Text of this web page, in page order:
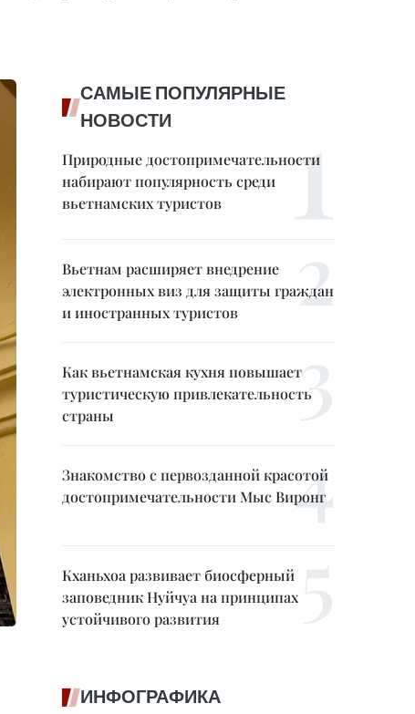
САМЫЕ ПОПУЛЯРНЫЕ
НОВОСТИ
Природные достопримечательности
набирают популярность среди
вьетнамских туристов
Вьетнам расширяет внедрение
электронных виз для защиты граждан
и иностранных туристов
Как вьетнамская кухня повышает
туристическую привлекательность
страны
Знакомство с первозданной красотой
достопримечательности Мыс Виронг
Кханьхоа развивает биосферный
заповедник Нуйчуа на принципах
устойчивого развития
ИНФОГРАФИКА